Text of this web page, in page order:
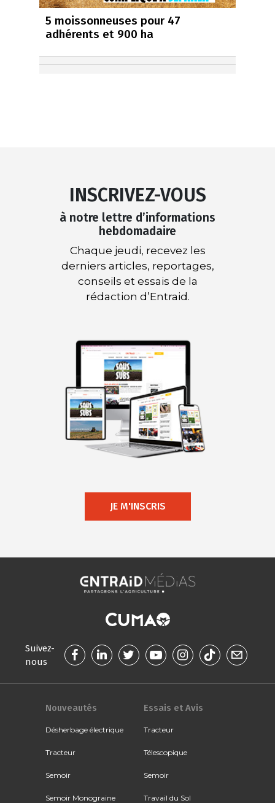
5 moissonneuses pour 47
adhérents et 900 ha
INSCRIVEZ-VOUS
à notre lettre d’informations
hebdomadaire
Chaque jeudi, recevez les
derniers articles, reportages,
conseils et essais de la
rédaction d’Entraid.
JE M'INSCRIS
Suivez-
nous
Nouveautés
Désherbage électrique
Tracteur
Semoir
Semoir Monograine
Essais et Avis
Tracteur
Télescopique
Semoir
Travail du Sol